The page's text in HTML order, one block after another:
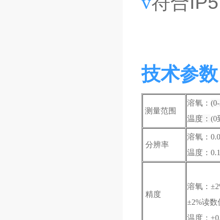
技术参
测量范围
溶氧：
​温度： (0
分辨率
溶氧：
温度：
精度
溶氧：
±2%读数
温度：